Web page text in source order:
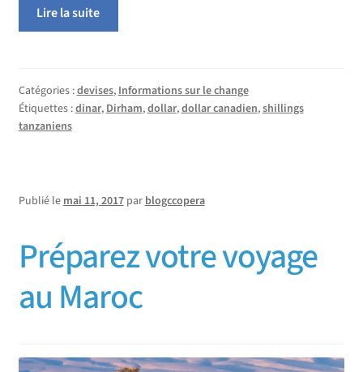
Lire la suite
Catégories :devises,Informations sur le change
Étiquettes :dinar,Dirham,dollar,dollar canadien,shillings
tanzaniens
Publié lemai 11, 2017 parblogccopera
Préparez votre voyage
au Maroc